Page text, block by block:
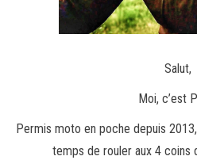
Salut,
Moi, c’est
Permis moto en poche depuis
temps de rouler aux 4 coins